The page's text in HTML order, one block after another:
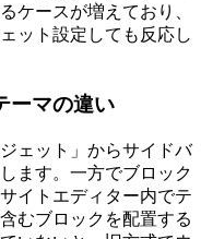
ケースが増えており、
ット設定しても反応し
ーマの違い
ェット」からサイドバ
ます。一方でブロック
イトエディター内でテ
むブロックを配置する